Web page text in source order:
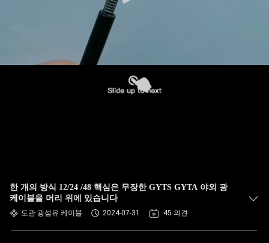
한 개의 방식 12/24 /48 핵심은 무장한 GYTS GYTA 야외 광
케이블을 머리 위에 있습니다
도관 광섬유 케이블 2024-07-31 45 의견